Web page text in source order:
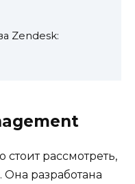
Zendesk:
рассмотреть,
разработана